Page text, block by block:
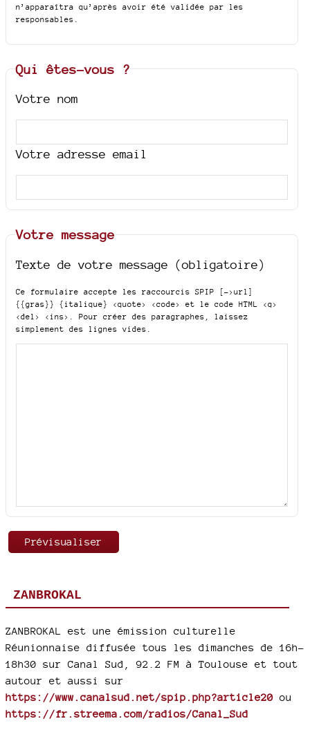
n’apparaîtra qu’après avoir été validée par les
responsables.
Qui êtes-vous ?
Votre nom
Votre adresse email
Votre message
Texte de votre message (obligatoire)
Ce formulaire accepte les raccourcis SPIP
[->url]
{{gras}} {italique} <quote> <code>
et le code HTML <q>
<del> <ins>
. Pour créer des paragraphes, laissez
simplement des lignes vides.
ZANBROKAL
ZANBROKAL est une émission culturelle
Réunionnaise diffusée tous les dimanches de 16h-
18h30 sur Canal Sud, 92.2 FM à Toulouse et tout
autour et aussi sur
https://www.canalsud.net/spip.php?article20 ou
https://fr.streema.com/radios/Canal_Sud